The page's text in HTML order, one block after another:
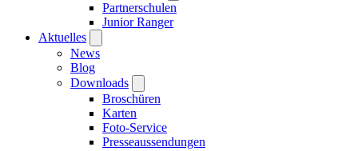
Partnerschulen
Junior Ranger
Aktuelles
News
Blog
Downloads
Broschüren
Karten
Foto-Service
Presseaussendungen